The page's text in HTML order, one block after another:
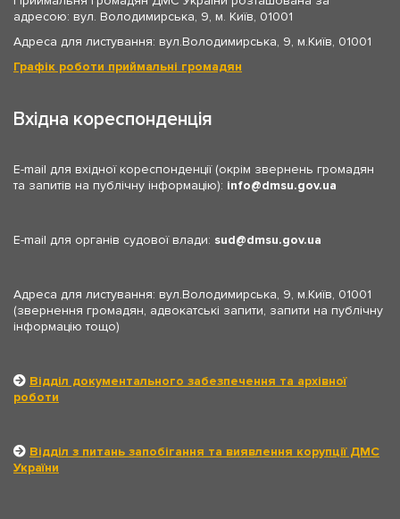
адресою: вул. Володимирська, 9, м. Київ, 01001
Адреса для листування: вул.Володимирська, 9, м.Київ, 01001
Графік роботи приймальні громадян
Вхідна кореспонденція
E-mail для вхідної кореспонденції (окрім звернень громадян
та запитів на публічну інформацію): info dmsu.gov.ua
E-mail для органів судової влади: sud dmsu.gov.ua
Адреса для листування: вул.Володимирська, 9, м.Київ, 01001
(звернення громадян, адвокатські запити, запити на публічну
інформацію тощо)
Відділ документального забезпечення та архівної
роботи
Відділ з питань запобігання та виявлення корупції ДМС
України